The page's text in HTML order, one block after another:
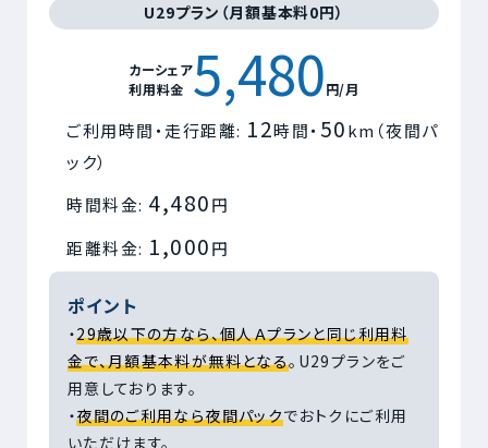
U29プラン（月額基本料0円）
カーシェア
利用料金 5,480円/月
ご利用時間・走行距離: 12時間・ 50km（夜間パ
ック）
時間料金: 4,480円
距離料金: 1,000円
ポイント
・29歳以下の方なら、個人Ａプランと同じ利用料
金で、月額基本料が無料となる。U29プランをご
用意しております。
・夜間のご利用なら夜間パックでおトクにご利用
いただけます。